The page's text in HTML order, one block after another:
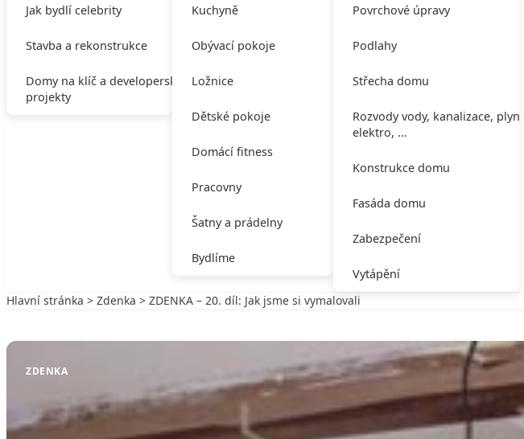
Jak bydlí celebrity
Stavba a rekonstrukce
Domy na klíč a developerské
projekty
Kuchyně
Obývací pokoje
Ložnice
Dětské pokoje
Domácí fitness
Pracovny
Šatny a prádelny
Bydlíme
Povrchové úpravy
Podlahy
Střecha domu
Rozvody vody, kanalizace, plynu,
elektro, …
Konstrukce domu
Fasáda domu
Zabezpečení
Vytápění
Hlavní stránka > Zdenka > ZDENKA – 20. díl: Jak jsme si vymalovali
ZDENKA